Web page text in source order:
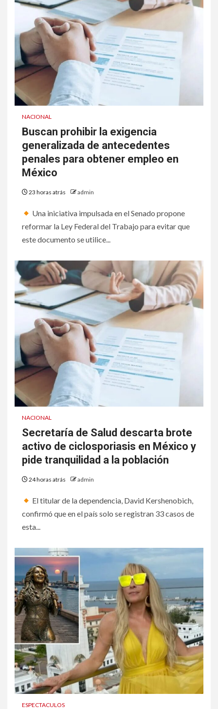
NACIONAL
Buscan prohibir la exigencia
generalizada de antecedentes
penales para obtener empleo en
México
23 horas atrás admin
Una iniciativa impulsada en el Senado propone
reformar la Ley Federal del Trabajo para evitar que
este documento se utilice...
NACIONAL
Secretaría de Salud descarta brote
activo de ciclosporiasis en México y
pide tranquilidad a la población
24 horas atrás admin
El titular de la dependencia, David Kershenobich,
confirmó que en el país solo se registran 33 casos de
esta...
ESPECTACULOS